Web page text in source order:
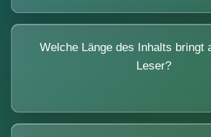
Welche Länge des Inhalts bringt
Leser?